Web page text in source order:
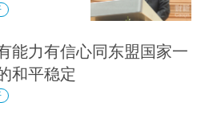
能力有信心同东盟国家一
和平稳定